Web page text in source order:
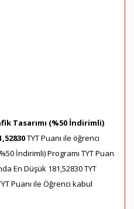
Tasarımı (%50 İndirimli)
TYT Puanı ile öğrenci
İndirimli) Programı TYT Puan
En Düşük 181,52830 TYT
Puanı ile Öğrenci kabul